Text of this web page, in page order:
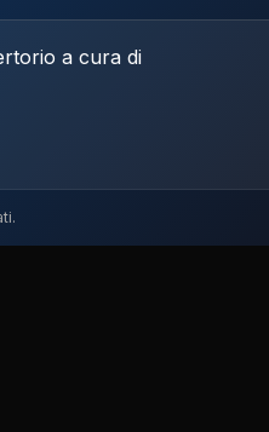
a cura di